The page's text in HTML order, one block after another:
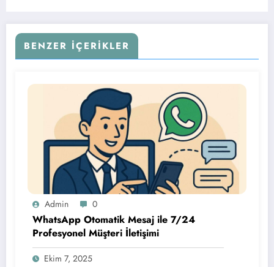
BENZER İÇERIKLER
Admin 0
WhatsApp Otomatik Mesaj ile 7/24
Profesyonel Müşteri İletişimi
Ekim 7, 2025